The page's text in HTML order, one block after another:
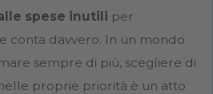
spese inutili per
conta davvero. In un mondo
sempre di più, scegliere di
proprie priorità è un atto